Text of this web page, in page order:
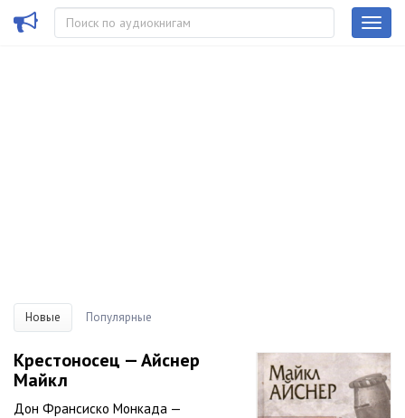
Новые Популярные
Крестоносец — Айснер
Майкл
Дон Франсиско Монкада —